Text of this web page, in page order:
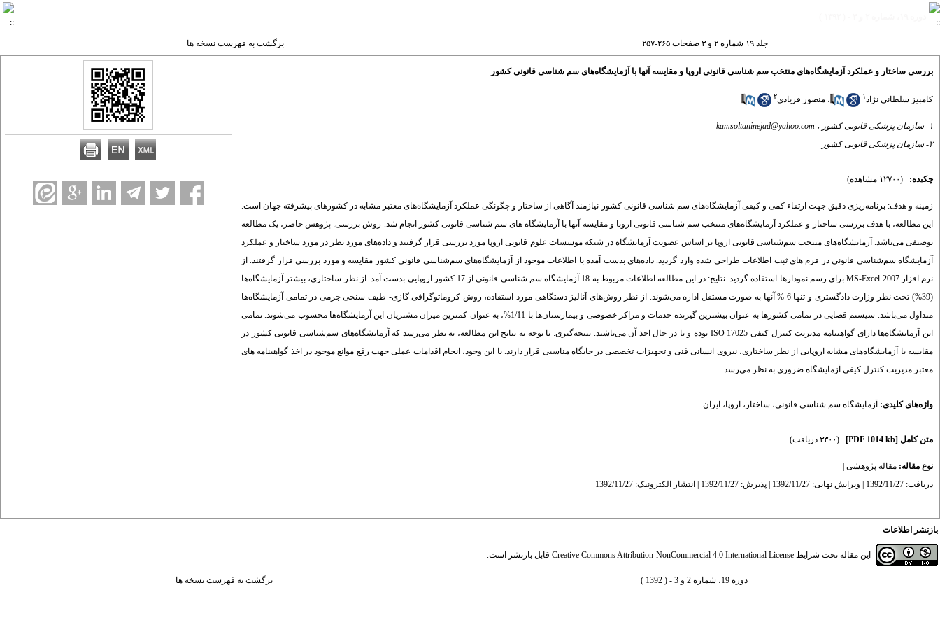
جلد ۱۹ شماره ۲ و ۳ صفحات ۲۶۵-۲۵۷ برگشت به فهرست نسخه ها
بررسی ساختار و عملکرد آزمایشگاه‌های منتخب سم شناسی قانونی اروپا و مقایسه آنها با آزمایشگاه‌های سم شناسی قانونی کشور
کامبیز سلطانی نژاد۱ ، منصور فریادی۲
۱- سازمان پزشکی قانونی کشور ،
kamsoltaninejad@yahoo.com
۲- سازمان پزشکی قانونی کشور
چکیده: (۱۲۷۰۰ مشاهده)
زمینه و هدف: برنامه‌ریزی دقیق جهت ارتقاء کمی و کیفی آزمایشگاه‌های سم شناسی قانونی کشور نیازمند آگاهی از ساختار و چگونگی عملکرد آزمایشگاه‌های معتبر مشابه در کشورهای پیشرفته جهان است.
این مطالعه، با هدف بررسی ساختار و عملکرد آزمایشگاه‌های منتخب سم شناسی قانونی اروپا و مقایسه آنها با آزمایشگاه های سم شناسی قانونی کشور انجام شد. روش بررسی: پژوهش حاضر، یک مطالعه
توصیفی می‌باشد. آزمایشگاه‌های منتخب سم‌شناسی قانونی اروپا بر اساس عضویت آزمایشگاه در شبکه موسسات علوم قانونی اروپا مورد بررسی قرار گرفتند و داده‌های مورد نظر در مورد ساختار و عملکرد
آزمایشگاه سم‌شناسی قانونی در فرم های ثبت اطلاعات طراحی شده وارد گردید. داده‌های بدست آمده با اطلاعات موجود از آزمایشگاه‌های سم‌شناسی قانونی کشور مقایسه و مورد بررسی قرار گرفتند. از
نرم افزار MS-Excel 2007 برای رسم نمودارها استفاده گردید. نتایج: در این مطالعه اطلاعات مربوط به 18 آزمایشگاه سم شناسی قانونی از 17 کشور اروپایی بدست آمد. از نظر ساختاری، بیشتر آزمایشگاه‌ها
(39%) تحت نظر وزارت دادگستری و تنها 6 % آنها به صورت مستقل اداره می‌شوند. از نظر روش‌های آنالیز دستگاهی مورد استفاده، روش کروماتوگرافی گازی- طیف سنجی جرمی در تمامی آزمایشگاه‌ها
متداول می‌باشد. سیستم قضایی در تمامی کشورها به عنوان بیشترین گیرنده خدمات و مراکز خصوصی و بیمارستان‌ها با 1/11%، به عنوان کمترین میزان مشتریان این آزمایشگاه‌ها محسوب می‌شوند. تمامی
این آزمایشگاه‌ها دارای گواهینامه مدیریت کنترل کیفی ISO 17025 بوده و یا در حال اخذ آن می‌باشند. نتیجه‌گیری: با توجه به نتایج این مطالعه، به نظر می‌رسد که آزمایشگاه‌های سم‌شناسی قانونی کشور در
مقایسه با آزمایشگاه‌های مشابه اروپایی از نظر ساختاری، نیروی انسانی فنی و تجهیزات تخصصی در جایگاه مناسبی قرار دارند. با این وجود، انجام اقدامات عملی جهت رفع موانع موجود در اخذ گواهینامه های
معتبر مدیریت کنترل کیفی آزمایشگاه ضروری به نظر می‌رسد.
واژه‌های کلیدی: آزمایشگاه سم شناسی قانونی، ساختار ، اروپا، ایران.
متن کامل [PDF 1014 kb] (۳۳۰۰ دریافت)
نوع مقاله: مقاله پژوهشی
دریافت: 1392/11/27 | ویرایش نهایی: 1392/11/27 | پذیرش: 1392/11/27 | انتشار الکترونیک: 1392/11/27
بازنشر اطلاعات
این مقاله تحت شرایط Creative Commons Attribution-NonCommercial 4.0 International License قابل بازنشر است.
دوره 19، شماره 2 و 3 - ( 1392 ) برگشت به فهرست نسخه ها